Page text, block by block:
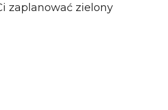
zaplanować zielony